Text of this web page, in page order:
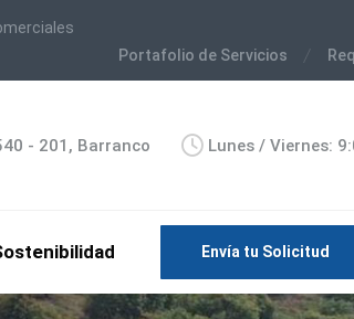
Portafolio de Servicios
- 201, Barranco Lunes / Viernes:
Envía tu Solicitud